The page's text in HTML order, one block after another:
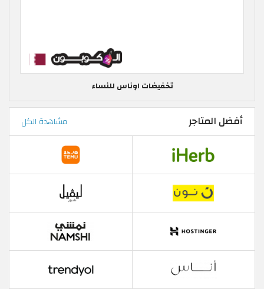
تخفيضات اوناس للنساء
أفضل المتاجر مشاهدة الكل